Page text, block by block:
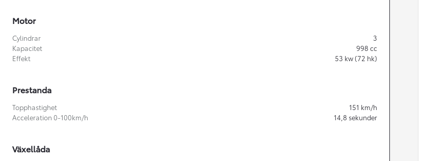
Toyota GR Supra
BENSIN
Nya GR GT
The soul lives on
Motor
Cylindrar
3
Kapacitet
998 cc
Effekt
53 kw (72 hk)
Prestanda
Topphastighet 151 km/h
Acceleration 0-100km/h
14,8 sekunder
Växellåda